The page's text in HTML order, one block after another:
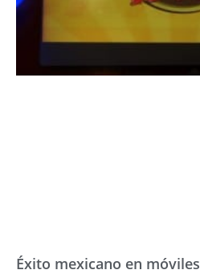
Éxito mexicano en móviles